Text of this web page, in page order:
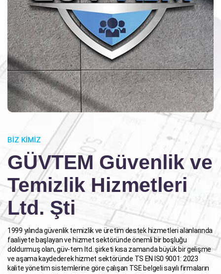
BIZ KIMIZ
GÜVTEM Güvenlik ve
Temizlik Hizmetleri
Ltd. Şti
1999 yılında güvenlik temizlik ve üretim destek hizmetleri alanlarında
faaliyete başlayan ve hizmet sektöründe önemli bir boşluğu
doldurmuş olan, güv-tem ltd. şirketi kısa zamanda büyük bir gelişme
ve aşama kaydederek hizmet sektöründe TS EN IS0 9001: 2023
kalite yönetim sistemlerine göre çalışan TSE belgeli sayılı firmaların